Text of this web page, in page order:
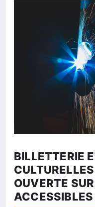
BILLETTERIE
OUVERTE